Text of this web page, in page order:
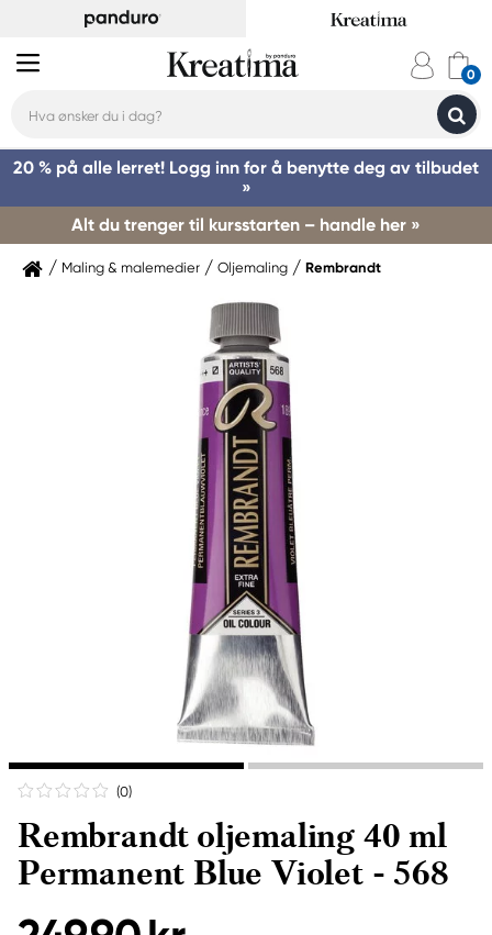
20 % på alle lerret! Logg inn for å benytte deg av tilbudet
»
Alt du trenger til kursstarten – handle her »
Maling & malemedier Oljemaling Rembrandt
(0)
Rembrandt oljemaling 40 ml
Permanent Blue Violet - 568